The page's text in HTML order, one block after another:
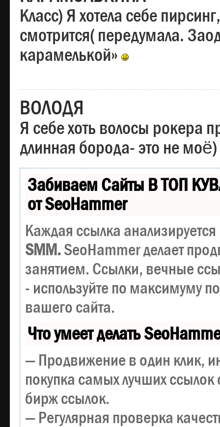
Класс) Я хотела себе
смотрится( передумала.
карамелькой»
ВОЛОДЯ
Я себе хоть волосы рокера
длинная борода- это не моё)
Забиваем Сайты В ТОП
от SeoHammer
Каждая ссылка
SMM.SeoHammer делает
занятием. Ссылки, вечные
- используйте по максимуму
вашего сайта.
Что умеет делать
— Продвижение в один клик,
покупка самых лучших ссылок
бирж ссылок.
— Регулярная проверка